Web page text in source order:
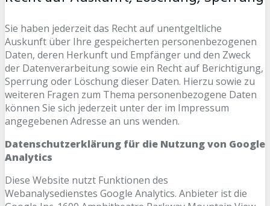
Sie haben jederzeit das Recht auf unentgeltliche
Auskunft über Ihre gespeicherten personenbezogenen
Daten, deren Herkunft und Empfänger und den Zweck
der Datenverarbeitung sowie ein Recht auf Berichtigung,
Sperrung oder Löschung dieser Daten. Hierzu sowie zu
weiteren Fragen zum Thema personenbezogene Daten
können Sie sich jederzeit unter der im Impressum
angegebenen Adresse an uns wenden.
Datenschutzerklärung für die Nutzung von Google
Analytics
Diese Website nutzt Funktionen des
Webanalysedienstes Google Analytics. Anbieter ist die